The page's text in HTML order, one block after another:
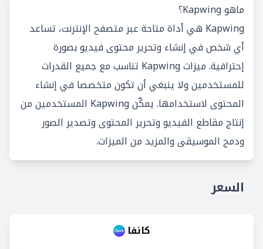
ماهو Kapwing؟
Kapwing هي أداة متاحة عبر متصفح الإنترنت، تساعد
أي شخص في إنشاء وتحرير محتوى فيديو بصورة
إحترافية. ميزات Kapwing تناسب مع جميع القدرات
للمستخدمين ولا ينبغي أن تكون متخصصا في إنشاء
المحتوى لاستخدامها. يمكّن Kapwing المستخدمين من
إنتاج مقاطع الفيديو وتحرير المحتوى وتصدير الصور
ودمج الموسيقى والمزيد من الميزات.
السعر
كانفا